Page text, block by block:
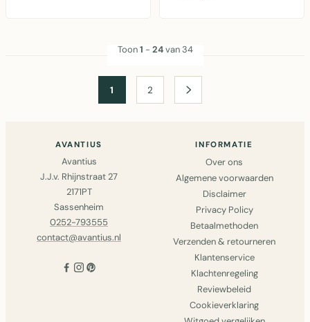
Toon1 - 24van 34
1 2
AVANTIUS
Avantius
J.J.v. Rhijnstraat 27
2171PT
Sassenheim
0252-793555
contact@avantius.nl
INFORMATIE
Over ons
Algemene voorwaarden
Disclaimer
Privacy Policy
Betaalmethoden
Verzenden & retourneren
Klantenservice
Klachtenregeling
Reviewbeleid
Cookieverklaring